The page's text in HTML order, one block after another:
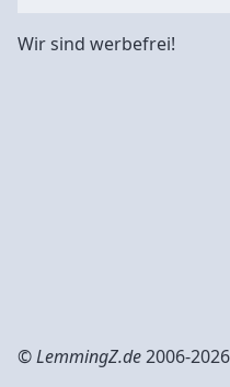
Wir sind werbefrei!
©LemmingZ.de2006-2026